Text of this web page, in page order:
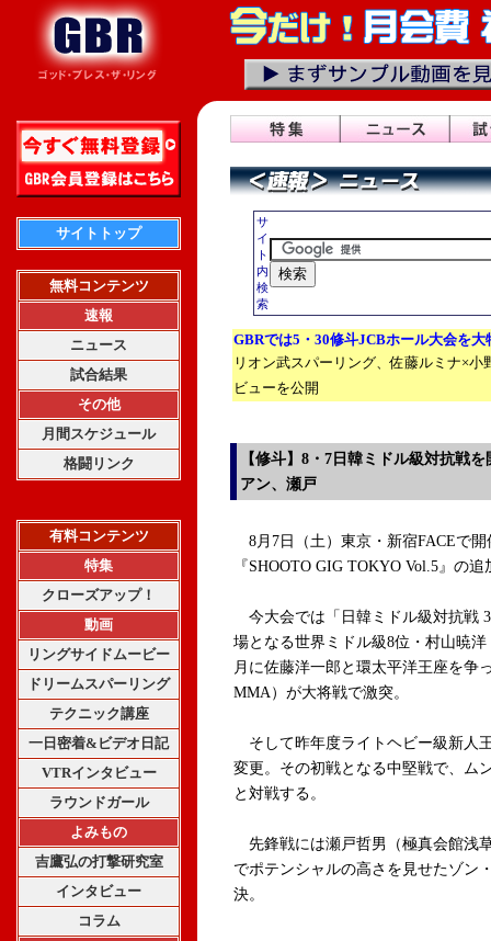
サイトトップ
無料コンテンツ
速報
ニュース
試合結果
その他
月間スケジュール
格闘リンク
有料コンテンツ
特集
クローズアップ！
動画
リングサイドムービー
ドリームスパーリング
テクニック講座
一日密着&ビデオ日記
VTRインタビュー
ラウンドガール
よみもの
吉鷹弘の打撃研究室
インタビュー
コラム
サ
イ
ト
内
検
索
GBRでは5・30修斗JCBホール大会を大
リオン武スパーリング、佐藤ルミナ×
ビューを公開
【修斗】8・7日韓ミドル級対抗戦
アン、瀬戸
8月7日（土）東京・新宿FACEで
『SHOOTO GIG TOKYO Vol.5』の
今大会では「日韓ミドル級対抗戦
場となる世界ミドル級8位・村山暁
月に佐藤洋一郎と環太平洋王座を争
MMA）が大将戦で激突。
そして昨年度ライトヘビー級新人
変更。その初戦となる中堅戦で、ム
と対戦する。
先鋒戦には瀬戸哲男（極真会館浅
でポテンシャルの高さを見せたゾン
決。